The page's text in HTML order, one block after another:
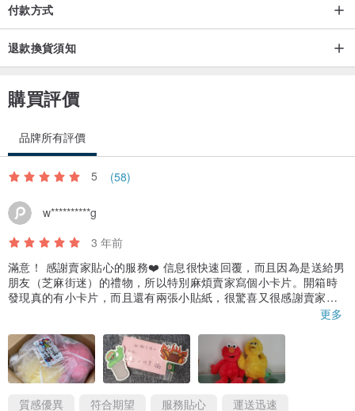
付款方式
退款換貨須知
購買評價
品牌所有評價
5 (58)
w**********g
3 年前
滿意！ 感謝賣家貼心的服務❤️ 信息很快速回覆，而且因為是送給男
朋友（芝麻街迷）的禮物，所以特別麻煩賣家寫個小卡片。開箱時
發現真的有小卡片，而且還有兩張小貼紙，很驚喜又很感謝賣家讓
實和圖片顏色一樣的❤️ 抱歉🙏）
更多
質感優異 符合期望 服務貼心 運送迅速